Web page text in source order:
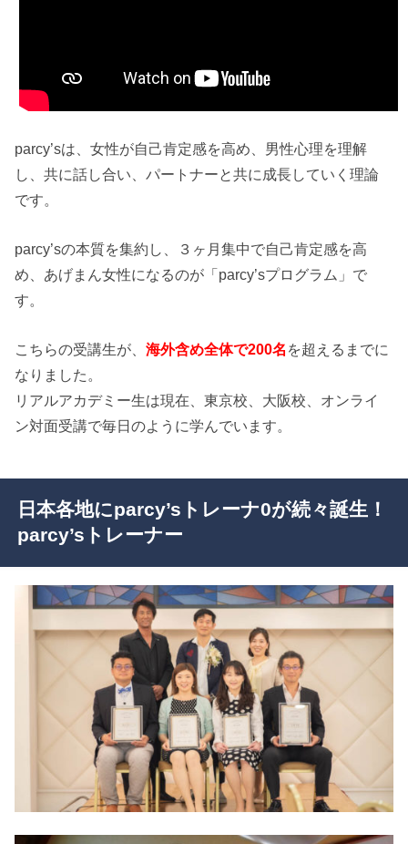
parcy’sは、女性が自己肯定感を高め、男性心理を理解
し、共に話し合い、パートナーと共に成長していく理論
です。
parcy’sの本質を集約し、３ヶ月集中で自己肯定感を高
め、あげまん女性になるのが「parcy’sプログラム」で
す。
こちらの受講生が、海外含め全体で200名 を超えるまでに
なりました。
リアルアカデミー生は現在、東京校、大阪校、オンライ
ン対面受講で毎日のように学んでいます。
日本各地にparcy’sトレーナ0が続々誕生！
parcy’sトレーナー